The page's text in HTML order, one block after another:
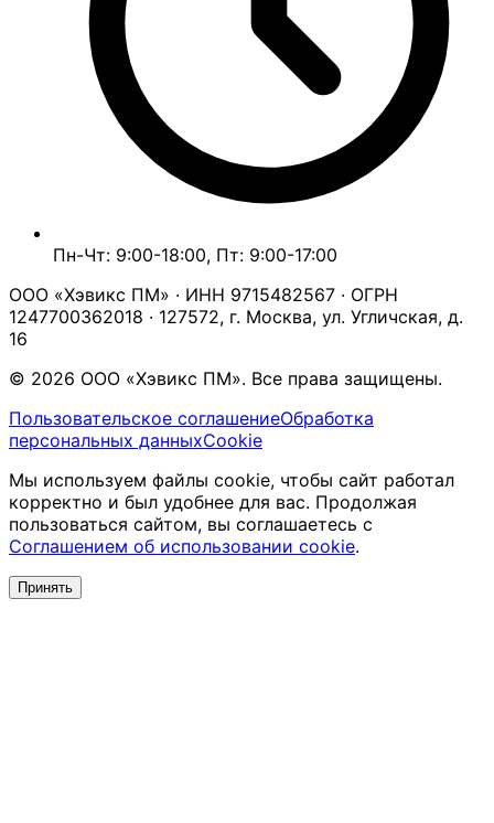
Пн-Чт: 9:00-18:00, Пт: 9:00-17:00
ООО «Хэвикс ПМ» · ИНН 9715482567 · ОГРН
1247700362018 · 127572, г. Москва, ул. Угличская, д.
16
© 2026 ООО «Хэвикс ПМ». Все права защищены.
Пользовательское соглашениеОбработка
персональных данныхCookie
Мы используем файлы cookie, чтобы сайт работал
корректно и был удобнее для вас. Продолжая
пользоваться сайтом, вы соглашаетесь с
Соглашением об использовании cookie.
Принять